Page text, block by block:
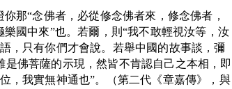
“念佛者，必從修念佛者來，修念佛者，
國中來”也。若爾，則“我不敢輕視汝等，汝
，只有你們才會說。若舉中國的故事談，彌
佛菩薩的示現，然皆不肯認自己之本相，即
，我實無神通也”。（第二代《章嘉傳》，與